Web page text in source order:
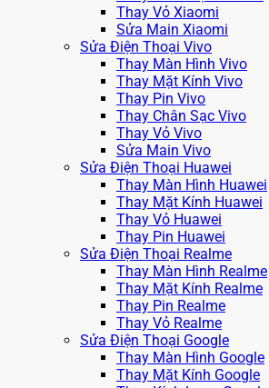
Thay Vỏ Xiaomi
Sửa Main Xiaomi
Sửa Điện Thoại Vivo
Thay Màn Hình Vivo
Thay Mặt Kính Vivo
Thay Pin Vivo
Thay Chân Sạc Vivo
Thay Vỏ Vivo
Sửa Main Vivo
Sửa Điện Thoại Huawei
Thay Màn Hình Huawei
Thay Mặt Kính Huawei
Thay Vỏ Huawei
Thay Pin Huawei
Sửa Điện Thoại Realme
Thay Màn Hình Realme
Thay Mặt Kính Realme
Thay Pin Realme
Thay Vỏ Realme
Sửa Điện Thoại Google
Thay Màn Hình Google
Thay Mặt Kính Google